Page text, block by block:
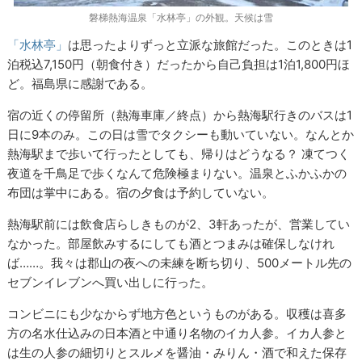
磐梯熱海温泉「水林亭」の外観。天候は雪
「水林亭」 は思ったよりずっと立派な旅館だった。このときは1
泊税込7,150円（朝食付き）だったから自己負担は1泊1,800円ほ
ど。福島県に感謝である。
宿の近くの停留所（熱海車庫／終点）から熱海駅行きのバスは1
日に9本のみ。この日は雪でタクシーも動いていない。なんとか
熱海駅まで歩いて行ったとしても、帰りはどうなる？ 凍てつく
夜道を千鳥足で歩くなんて危険極まりない。温泉とふかふかの
布団は掌中にある。宿の夕食は予約していない。
熱海駅前には飲食店らしきものが2、3軒あったが、営業してい
なかった。部屋飲みするにしても酒とつまみは確保しなけれ
ば……。我々は郡山の夜への未練を断ち切り、500メートル先の
セブンイレブンへ買い出しに行った。
コンビニにも少なからず地方色というものがある。収穫は喜多
方の名水仕込みの日本酒と中通り名物のイカ人参。イカ人参と
は生の人参の細切りとスルメを醤油・みりん・酒で和えた保存